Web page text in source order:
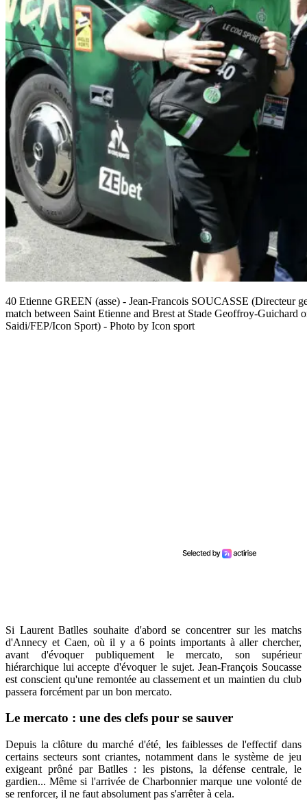
40 Etienne GREEN (asse) - Jean-Francois SOUCASSE (Directeur
match between Saint Etienne and Brest at Stade Geoffroy-
Saidi/FEP/Icon Sport) - Photo by Icon sport
Si Laurent Batlles souhaite d'abord se concentrer sur les matchs
d'Annecy et Caen, où il y a 6 points importants à aller chercher,
avant d'évoquer publiquement le mercato, son supérieur
hiérarchique lui accepte d'évoquer le sujet. Jean-François Soucasse
est conscient qu'une remontée au classement et un maintien du club
passera forcément par un bon mercato.
Le mercato : une des clefs pour se sauver
Depuis la clôture du marché d'été, les faiblesses de l'effectif dans
certains secteurs sont criantes, notamment dans le système de jeu
exigeant prôné par Batlles : les pistons, la défense centrale, le
gardien... Même si l'arrivée de Charbonnier marque une volonté de
se renforcer, il ne faut absolument pas s'arrêter à cela.